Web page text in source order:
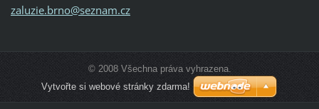
zaluzie.brno@seznam.cz
© 2008 Všechna práva vyhrazena.
Vytvořte si webové stránky zdarma!